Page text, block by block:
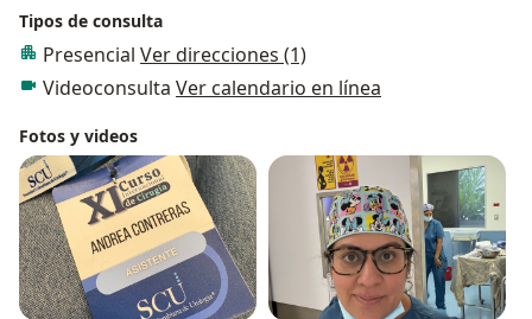
Tipos de consulta
Presencial Ver direcciones (1)
Videoconsulta Ver calendario en línea
Fotos y videos